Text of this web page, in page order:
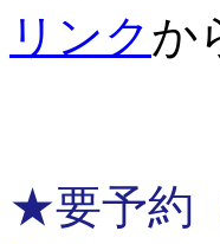
リンクか
★要予約